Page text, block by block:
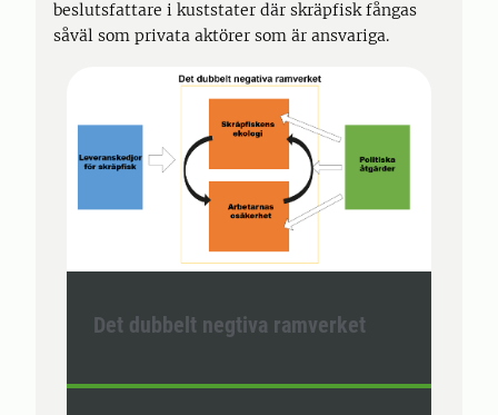
beslutsfattare i kuststater där skräpfisk fångas
såväl som privata aktörer som är ansvariga.
Det dubbelt negtiva ramverket